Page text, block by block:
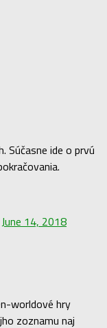
Súčasne ide o prvú
June 14, 2018
worldové hry
zoznamu naj